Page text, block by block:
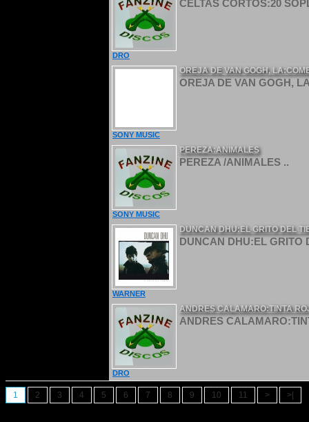
CELTAS CORTOS:20
DRO
OREJA DE VAN GOGH,
OREJA DE VAN GOGH,
SONY MUSIC
PEREZA:ANIMALES
PEREZA /ANIMALES ..
SONY MUSIC
DUNCAN DHU:EL GRITO DEL
DUNCAN DHU:EL GRITO
WARNER
ANDRES CALAMARO:TINTA
ANDRES
DRO
1 2 3 4 5 6 7 8 9 10 11 > >|